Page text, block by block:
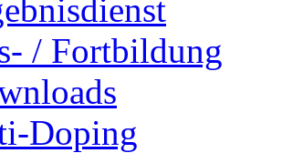
/ Fortbildung
Doping